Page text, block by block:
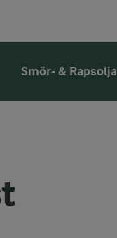
Smör- & Rapsolja